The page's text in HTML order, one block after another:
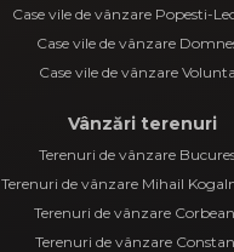
Case vile de vânzare Popesti-
Case vile de vânzare
Case vile de vânzare
Vânzări terenuri
Terenuri de vânzare
Terenuri de vânzare Mihail
Terenuri de vânzare
Terenuri de vânzare